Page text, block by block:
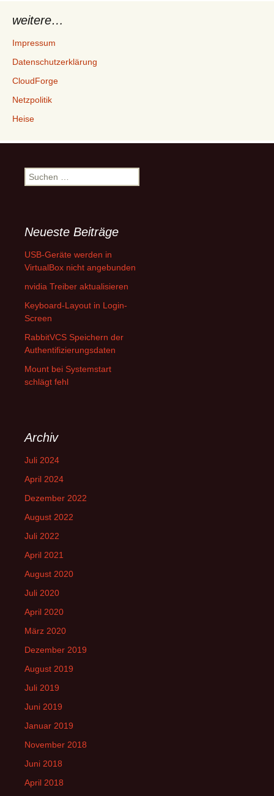
weitere…
Impressum
Datenschutzerklärung
CloudForge
Netzpolitik
Heise
Suchen
nach:
Neueste Beiträge
USB-Geräte werden in
VirtualBox nicht angebunden
nvidia Treiber aktualisieren
Keyboard-Layout in Login-
Screen
RabbitVCS Speichern der
Authentifizierungsdaten
Mount bei Systemstart
schlägt fehl
Archiv
Juli 2024
April 2024
Dezember 2022
August 2022
Juli 2022
April 2021
August 2020
Juli 2020
April 2020
März 2020
Dezember 2019
August 2019
Juli 2019
Juni 2019
Januar 2019
November 2018
Juni 2018
April 2018